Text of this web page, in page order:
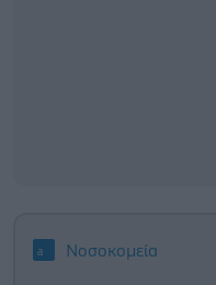
Νοσοκομεία